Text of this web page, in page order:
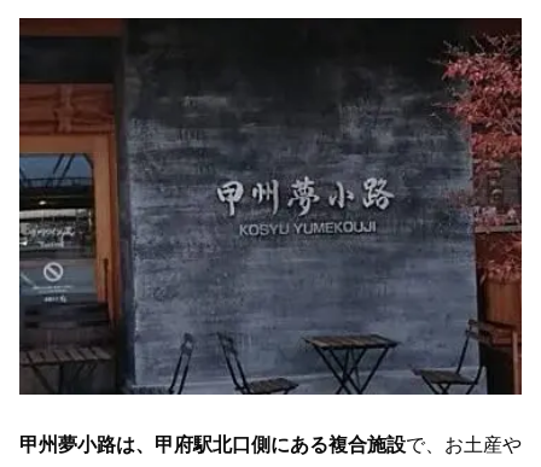
甲州夢小路は、甲府駅北口側にある複合施設で、お土産や